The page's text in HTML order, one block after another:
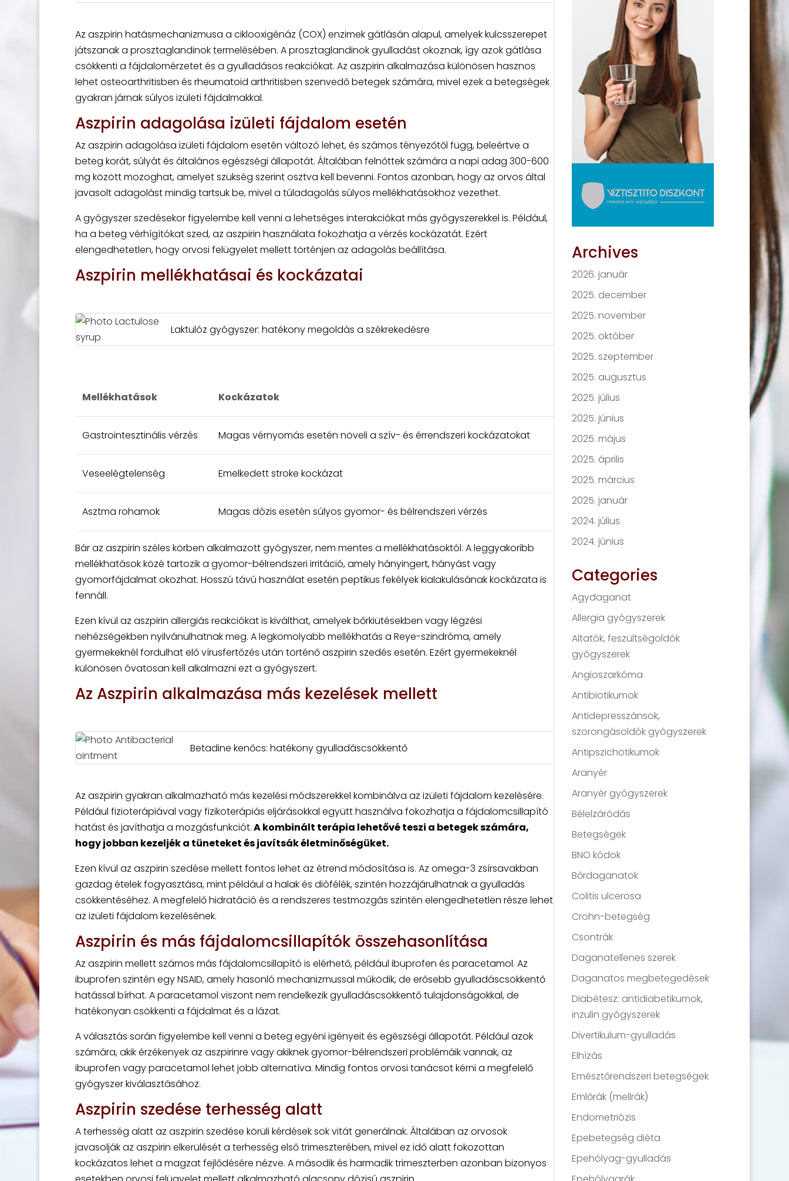
Az aszpirin hatásmechanizmusa a ciklooxigénáz (COX) enzimek gátlásán alapul, amelyek kulcsszerepet
játszanak a prosztaglandinok termelésében. A prosztaglandinok gyulladást okoznak, így azok gátlása
csökkenti a fájdalomérzetet és a gyulladásos reakciókat. Az aszpirin alkalmazása különösen hasznos
lehet osteoarthritisben és rheumatoid arthritisben szenvedő betegek számára, mivel ezek a betegségek
gyakran járnak súlyos izületi fájdalmakkal.
Aszpirin adagolása izületi fájdalom esetén
Az aszpirin adagolása izületi fájdalom esetén változó lehet, és számos tényezőtől függ, beleértve a
beteg korát, súlyát és általános egészségi állapotát. Általában felnőttek számára a napi adag 300-600
mg között mozoghat, amelyet szükség szerint osztva kell bevenni. Fontos azonban, hogy az orvos által
javasolt adagolást mindig tartsuk be, mivel a túladagolás súlyos mellékhatásokhoz vezethet.
A gyógyszer szedésekor figyelembe kell venni a lehetséges interakciókat más gyógyszerekkel is. Például,
ha a beteg vérhígítókat szed, az aszpirin használata fokozhatja a vérzés kockázatát. Ezért
elengedhetetlen, hogy orvosi felügyelet mellett történjen az adagolás beállítása.
Aszpirin mellékhatásai és kockázatai
Laktulóz gyógyszer: hatékony megoldás a székrekedésre
Mellékhatások Kockázatok
Gastrointesztinális vérzés Magas vérnyomás esetén növeli a szív- és érrendszeri kockázatokat
Veseelégtelenség Emelkedett stroke kockázat
Asztma rohamok Magas dózis esetén súlyos gyomor- és bélrendszeri vérzés
Bár az aszpirin széles körben alkalmazott gyógyszer, nem mentes a mellékhatásoktól. A leggyakoribb
mellékhatások közé tartozik a gyomor-bélrendszeri irritáció, amely hányingert, hányást vagy
gyomorfájdalmat okozhat. Hosszú távú használat esetén peptikus fekélyek kialakulásának kockázata is
fennáll.
Ezen kívül az aszpirin allergiás reakciókat is kiválthat, amelyek bőrkiütésekben vagy légzési
nehézségekben nyilvánulhatnak meg. A legkomolyabb mellékhatás a Reye-szindróma, amely
gyermekeknél fordulhat elő vírusfertőzés után történő aszpirin szedés esetén. Ezért gyermekeknél
különösen óvatosan kell alkalmazni ezt a gyógyszert.
Az Aszpirin alkalmazása más kezelések mellett
Betadine kenőcs: hatékony gyulladáscsökkentő
Az aszpirin gyakran alkalmazható más kezelési módszerekkel kombinálva az izületi fájdalom kezelésére.
Például fizioterápiával vagy fizikoterápiás eljárásokkal együtt használva fokozhatja a fájdalomcsillapító
hatást és javíthatja a mozgásfunkciót.A kombinált terápia lehetővé teszi a betegek számára,
hogy jobban kezeljék a tüneteket és javítsák életminőségüket.
Ezen kívül az aszpirin szedése mellett fontos lehet az étrend módosítása is. Az omega-3 zsírsavakban
gazdag ételek fogyasztása, mint például a halak és diófélék, szintén hozzájárulhatnak a gyulladás
csökkentéséhez. A megfelelő hidratáció és a rendszeres testmozgás szintén elengedhetetlen része lehet
az izületi fájdalom kezelésének.
Aszpirin és más fájdalomcsillapítók összehasonlítása
Az aszpirin mellett számos más fájdalomcsillapító is elérhető, például ibuprofen és paracetamol. Az
ibuprofen szintén egy NSAID, amely hasonló mechanizmussal működik, de erősebb gyulladáscsökkentő
hatással bírhat. A paracetamol viszont nem rendelkezik gyulladáscsökkentő tulajdonságokkal, de
hatékonyan csökkenti a fájdalmat és a lázat.
A választás során figyelembe kell venni a beteg egyéni igényeit és egészségi állapotát. Például azok
számára, akik érzékenyek az aszpirinre vagy akiknek gyomor-bélrendszeri problémáik vannak, az
ibuprofen vagy paracetamol lehet jobb alternatíva. Mindig fontos orvosi tanácsot kérni a megfelelő
gyógyszer kiválasztásához.
Aszpirin szedése terhesség alatt
A terhesség alatt az aszpirin szedése körüli kérdések sok vitát generálnak. Általában az orvosok
javasolják az aszpirin elkerülését a terhesség első trimeszterében, mivel ez idő alatt fokozottan
kockázatos lehet a magzat fejlődésére nézve. A második és harmadik trimeszterben azonban bizonyos
Archives
2026. január
2025. december
2025. november
2025. október
2025. szeptember
2025. augusztus
2025. július
2025. június
2025. május
2025. április
2025. március
2025. január
2024. július
2024. június
Categories
Agydaganat
Allergia gyógyszerek
Altatók, feszültségoldók
gyógyszerek
Angioszarkóma
Antibiotikumok
Antidepresszánsok,
szorongásoldók gyógyszerek
Antipszichotikumok
Aranyér
Aranyér gyógyszerek
Bélelzáródás
Betegségek
BNO kódok
Bőrdaganatok
Colitis ulcerosa
Crohn-betegség
Csontrák
Daganatellenes szerek
Daganatos megbetegedések
Diabétesz: antidiabetikumok,
inzulin gyógyszerek
Divertikulum-gyulladás
Elhízás
Emésztőrendszeri betegségek
Emlőrák (mellrák)
Endometriózis
Epebetegség diéta
Epehólyag-gyulladás